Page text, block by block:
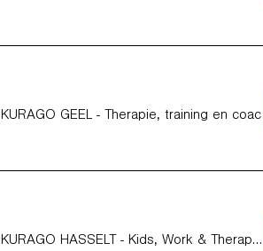
KURAGO GEEL - Therapie, training en coac
KURAGO HASSELT - Kids, Work & Therapy -